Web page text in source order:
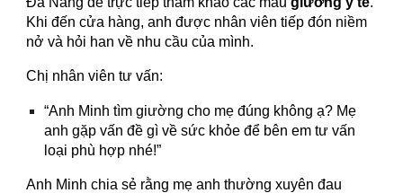
Khi đến cửa hàng, anh được nhân viên tiếp đón niềm
nở và hỏi han về nhu cầu của mình.
Chị nhân viên tư vấn:
“Anh Minh tìm giường cho mẹ đúng không ạ? Mẹ
anh gặp vấn đề gì về sức khỏe để bên em tư vấn
loại phù hợp nhé!”
Anh Minh chia sẻ rằng mẹ anh thường xuyên đau